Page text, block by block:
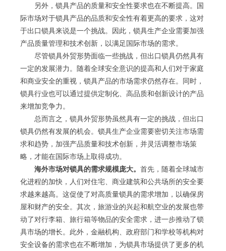
另外，锁具产品的质量和安全性要求也在不断提高。国
际市场对于锁具产品的品质和安全性有着更高的要求，这对
于出口锁具来说是一个挑战。因此，锁具生产企业需要加强
产品质量管理和技术创新，以满足国际市场的需求。
尽管锁具外贸形势面临一些挑战，但出口锁具仍然具有
一定的发展潜力。随着全球安全意识的提高和人们对于家庭
和商业安全的重视，锁具产品的市场需求仍然存在。同时，
锁具行业也可以通过提供定制化、高品质和创新设计的产品
来增加竞争力。
总而言之，锁具外贸形势虽然具有一定的挑战，但出口
锁具仍然有发展的机会。锁具生产企业需要密切关注市场需
求和趋势，加强产品质量和技术创新，并灵活调整市场策
略，才能在国际市场上取得成功。
海外市场对锁具的需求规模庞大。 首先，随着全球城市
化进程的加快，人们对住宅、商业建筑和公共场所的安全要
求越来越高。这促使了对高质量锁具的需求增加，以确保房
屋和财产的安全。其次，旅游业的兴起和航空业的发展也带
动了对行李箱、旅行箱等物品的安全需求，进一步推动了锁
具市场的增长。此外，金融机构、政府部门和学校等机构对
安全设备的需求也在不断增加，为锁具市场提供了更多的机